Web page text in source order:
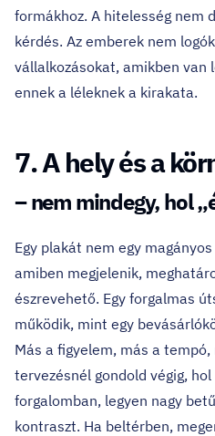
formákhoz. A hitelesség nem
kérdés. Az emberek nem
vállalkozásokat, amikben van
ennek a léleknek a kirakata.
7. A hely és a
– nem mindegy, hol
Egy plakát nem egy
amiben megjelenik,
észrevehető. Egy forgalmas
működik, mint egy
Más a figyelem, más a tempó,
tervezésnél gondold végig,
forgalomban, legyen nagy
kontraszt. Ha beltérben,